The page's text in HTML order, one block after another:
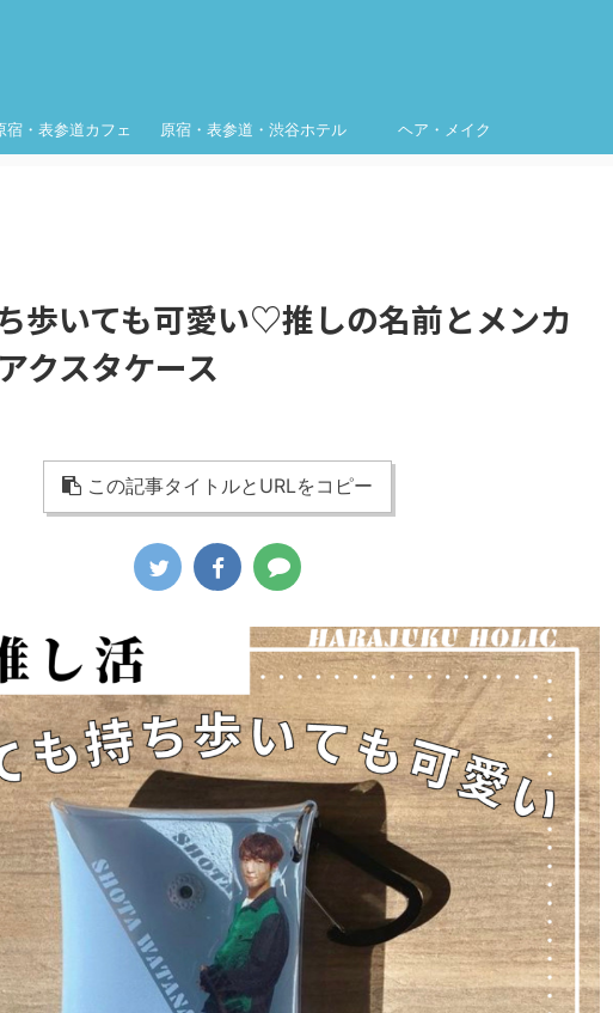
宿・表参道カフェ 原宿・表参道・渋谷ホテル ヘア・メイク
歩いても可愛い♡推しの名前とメンカ
クスタケース
この記事タイトルとURLをコピー